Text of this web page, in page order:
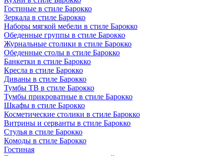
Гостиные в стиле Барокко
Зеркала в стиле Барокко
Наборы мягкой мебели в стиле Барокко
Обеденные группы в стиле Барокко
Журнальные столики в стиле Барокко
Обеденные столы в стиле Барокко
Банкетки в стиле Барокко
Кресла в стиле Барокко
Диваны в стиле Барокко
Тумбы ТВ в стиле Барокко
Тумбы прикроватные в стиле Барокко
Шкафы в стиле Барокко
Косметические столики в стиле Барокко
Витрины и серванты в стиле Барокко
Стулья в стиле Барокко
Комоды в стиле Барокко
Гостиная